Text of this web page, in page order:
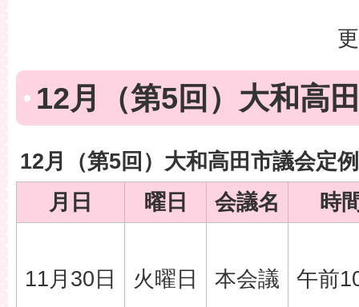
12月（第5回）大和高
12月（第5回）大和高田市議会定
月日
曜日 会議名 時
11月30日 火曜日 本会議 午前